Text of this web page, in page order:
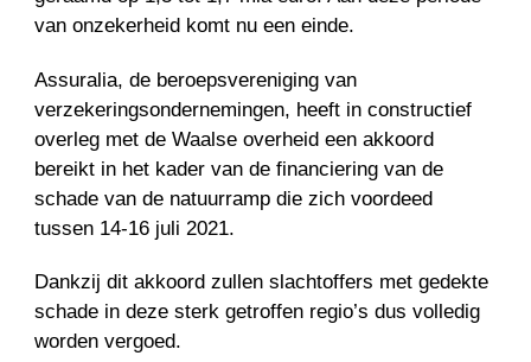
van onzekerheid komt nu een einde.
Assuralia, de beroepsvereniging van
verzekeringsondernemingen, heeft in constructief
overleg met de Waalse overheid een akkoord
bereikt in het kader van de financiering van de
schade van de natuurramp die zich voordeed
tussen 14-16 juli 2021.
Dankzij dit akkoord zullen slachtoffers met gedekte
schade in deze sterk getroffen regio’s dus volledig
worden vergoed.